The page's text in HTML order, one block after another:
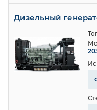
Дизельный